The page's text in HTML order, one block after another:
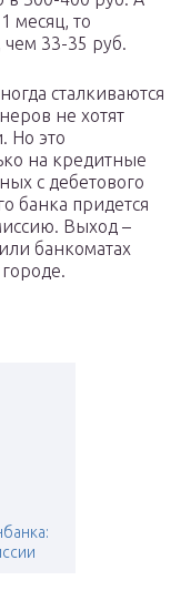
месяц, то
чем 33-35 руб.
сталкиваются
не хотят
Но это
на кредитные
с дебетового
банка придется
Выход –
банкоматах